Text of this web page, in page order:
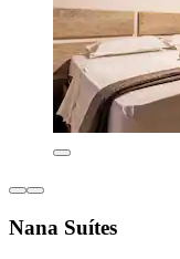
Nana Suítes